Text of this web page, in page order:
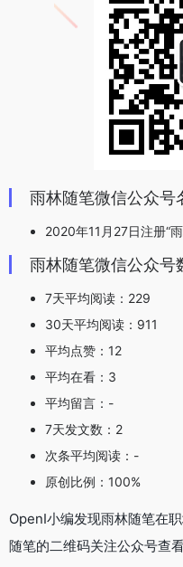
雨林随笔微信公众号
2020年11月27日注册“
雨林随笔微信公众号
7天平均阅读：229
30天平均阅读：911
平均点赞：12
平均在看：3
平均留言：-
7天发文数：2
次条平均阅读：-
原创比例：100%
OpenI小编发现雨林随笔在
随笔的二维码关注公众号查